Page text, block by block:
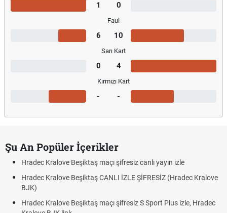
1 0
Faul
6 10
Sarı Kart
0 4
Kırmızı Kart
- -
Şu An Popüler İçerikler
Hradec Kralove Beşiktaş maçı şifresiz canlı yayın izle
Hradec Kralove Beşiktaş CANLI İZLE ŞİFRESİZ (Hradec Kralove
BJK)
Hradec Kralove Beşiktaş maçı şifresiz S Sport Plus izle, Hradec